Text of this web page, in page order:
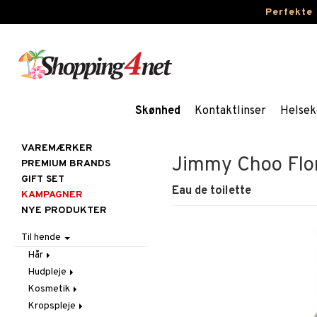
Perfekte
Skønhed Kontaktlinser
Jimmy Choo
Eau de toilette
VAREMÆRKER
PREMIUM BRANDS
GIFT SET
KAMPAGNER
NYE PRODUKTER
Til hende
Hår
Accessoires
Balsam
Børster / Kæmmer
Hudpleje
Ansigtscremer
Fedtet hud
Ansigtspleje
Kosmetik
Gift Set
Kropspleje